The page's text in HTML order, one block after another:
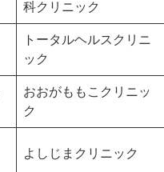
科クリニック
トータルヘルスクリニ
ック
おおがももこクリニッ
ク
よしじまクリニック